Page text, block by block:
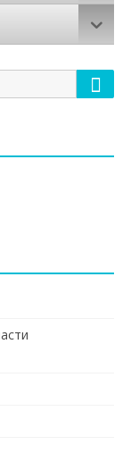
Поиск